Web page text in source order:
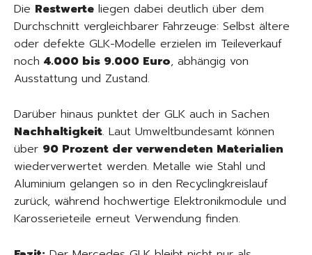
Die Restwerte liegen dabei deutlich über dem
Durchschnitt vergleichbarer Fahrzeuge: Selbst ältere
oder defekte GLK-Modelle erzielen im Teileverkauf
noch 4.000 bis 9.000 Euro, abhängig von
Ausstattung und Zustand.
Darüber hinaus punktet der GLK auch in Sachen
Nachhaltigkeit. Laut Umweltbundesamt können
über 90 Prozent der verwendeten Materialien
wiederverwertet werden. Metalle wie Stahl und
Aluminium gelangen so in den Recyclingkreislauf
zurück, während hochwertige Elektronikmodule und
Karosserieteile erneut Verwendung finden.